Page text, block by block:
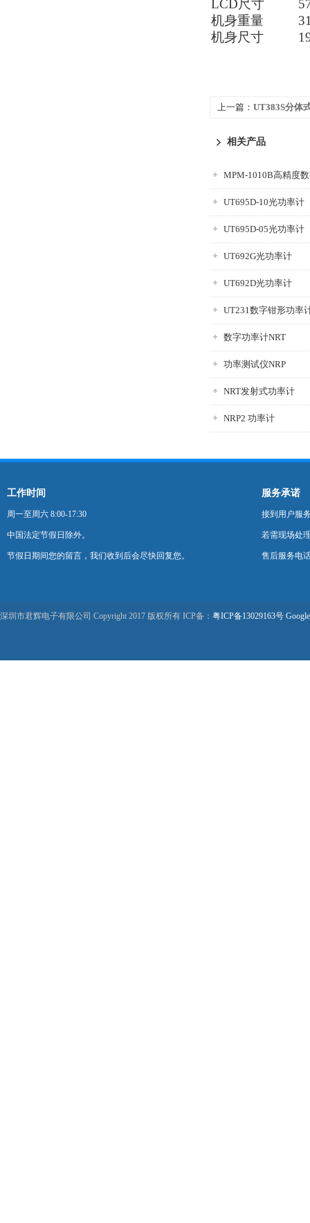
LCD尺寸
机身重量
机身尺寸
上一篇： UT383S分体
相关产品
MPM-1010B高精度
UT695D-10光功率计
UT695D-05光功率计
UT692G光功率计
UT692D光功率计
UT231数字钳形功率
数字功率计NRT
功率测试仪NRP
NRT发射式功率计
NRP2 功率计
工作时间
周一至周六 8:00-17:30
中国法定节假日除外。
节假日期间您的留言，我们收到后会尽快回复您。
服务承诺
接到用户服
若需现场处
售后服务电
深圳市君辉电子有限公司 Copyright 2017 版权所有 ICP备： 粤ICP备13029163号